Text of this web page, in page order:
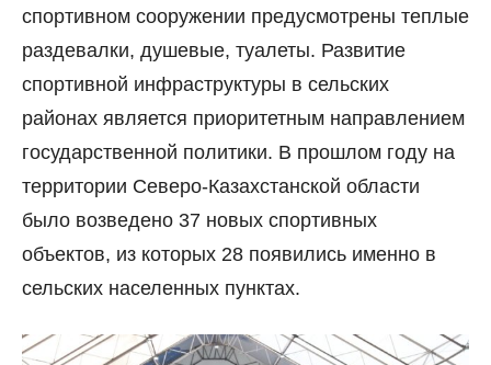
спортивном сооружении предусмотрены теплые
раздевалки, душевые, туалеты. Развитие
спортивной инфраструктуры в сельских
районах является приоритетным направлением
государственной политики. В прошлом году на
территории Северо-Казахстанской области
было возведено 37 новых спортивных
объектов, из которых 28 появились именно в
сельских населенных пунктах.